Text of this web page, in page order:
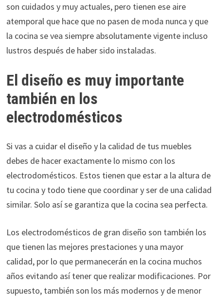
son cuidados y muy actuales, pero tienen ese aire
atemporal que hace que no pasen de moda nunca y que
la cocina se vea siempre absolutamente vigente incluso
lustros después de haber sido instaladas.
El diseño es muy importante
también en los
electrodomésticos
Si vas a cuidar el diseño y la calidad de tus muebles
debes de hacer exactamente lo mismo con los
electrodomésticos. Estos tienen que estar a la altura de
tu cocina y todo tiene que coordinar y ser de una calidad
similar. Solo así se garantiza que la cocina sea perfecta.
Los electrodomésticos de gran diseño son también los
que tienen las mejores prestaciones y una mayor
calidad, por lo que permanecerán en la cocina muchos
años evitando así tener que realizar modificaciones. Por
supuesto, también son los más modernos y de menor